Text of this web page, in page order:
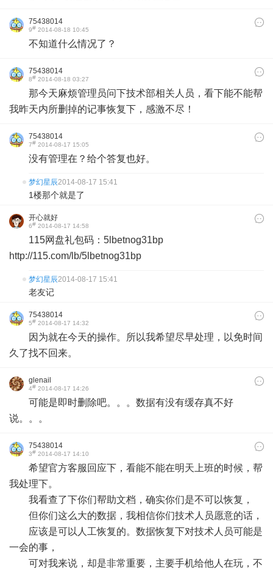
75438014
9# 2014-08-18 10:45
不知道什么情况了？
75438014
8# 2014-08-18 03:27
那今天麻烦管理员问下技术部相关人员，看下能不能帮
我昨天内所删掉的记事恢复下，感激不尽！
75438014
7# 2014-08-17 15:05
没有管理在？给个答复也好。
梦幻星辰2014-08-17 15:41
1楼那个就是了
开心就好
6# 2014-08-17 14:58
115网盘礼包码：5lbetnog31bp
http://115.com/lb/5lbetnog31bp
梦幻星辰2014-08-17 15:41
老友记
75438014
5# 2014-08-17 14:32
因为就在今天的操作。所以我希望尽早处理，以免时间
久了找不回来。
glenail
4# 2014-08-17 14:26
可能是即时删除吧。。。数据有没有缓存真不好
说。。。
75438014
3# 2014-08-17 14:10
希望官方客服回应下，看能不能在明天上班的时候，帮
我处理下。
我看查了下你们帮助文档，确实你们是不可以恢复，
但你们这么大的数据，我相信你们技术人员愿意的话，
应该是可以人工恢复的。数据恢复下对技术人员可能是
一会的事，
可对我来说，却是非常重要，主要手机给他人在玩，不